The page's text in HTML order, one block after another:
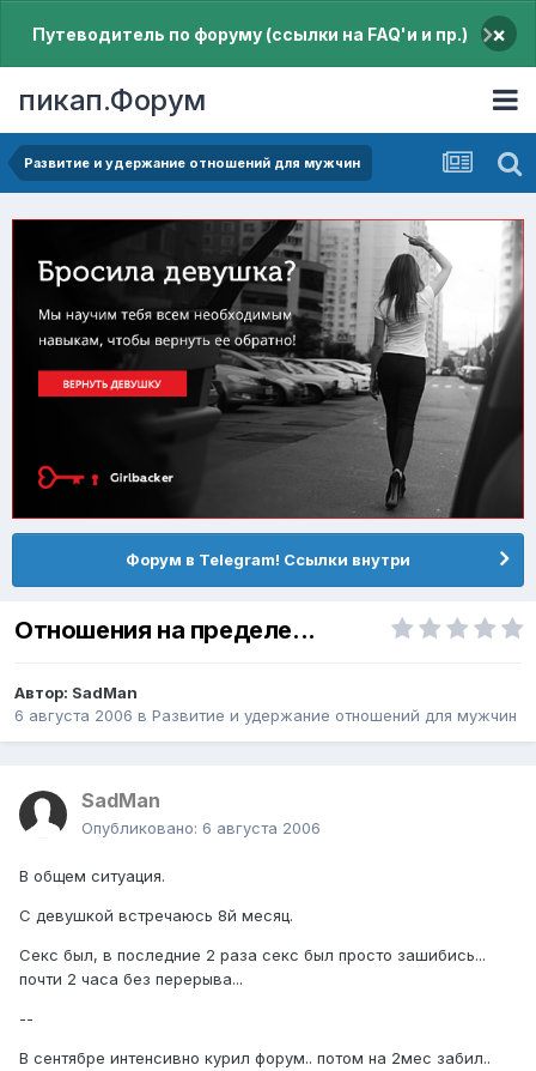
Путеводитель по форуму (ссылки на FAQ'и и пр.) ×
пикап.Форум
Pазвитие и удержание отношений для мужчин
Форум в Telegram! Ссылки внутри
Отношения на пределе...
Автор: SadMan
6 августа 2006 в Pазвитие и удержание отношений для мужчин
SadMan
Опубликовано: 6 августа 2006
В общем ситуация.
С девушкой встречаюсь 8й месяц.
Секс был, в последние 2 раза секс был просто зашибись...
почти 2 часа без перерыва...
--
В сентябре интенсивно курил форум.. потом на 2мес забил..